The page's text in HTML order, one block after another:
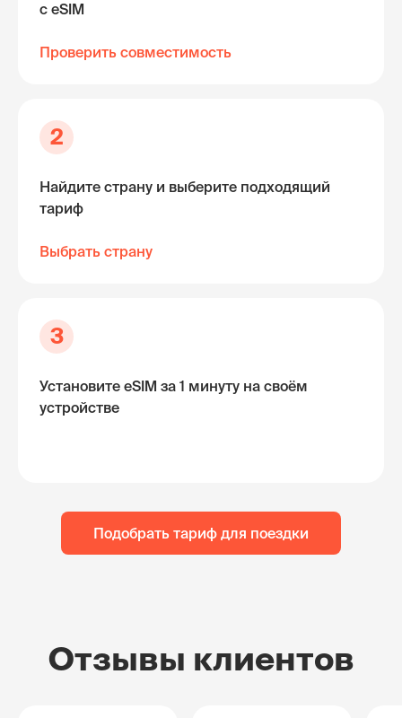
с eSIM
Проверить совместимость
2
Найдите страну и выберите подходящий
тариф
Выбрать страну
3
Установите eSIM за 1 минуту на своём
устройстве
Подобрать тариф для поездки
Отзывы клиентов